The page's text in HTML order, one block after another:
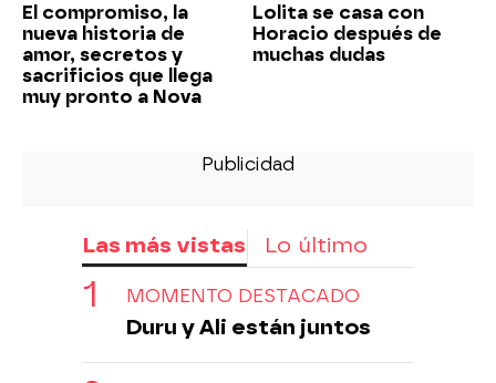
El compromiso, la
nueva historia de
amor, secretos y
sacrificios que llega
muy pronto a Nova
Lolita se casa con
Horacio después de
muchas dudas
Las más vistas Lo último
MOMENTO DESTACADO
Duru y Ali están juntos